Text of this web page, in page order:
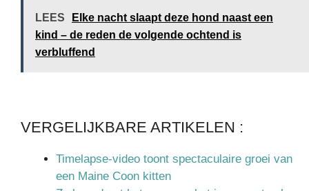
LEES
Elke nacht slaapt deze hond naast een
kind – de reden de volgende ochtend is
verbluffend
VERGELIJKBARE ARTIKELEN :
Timelapse-video toont spectaculaire groei van
een Maine Coon kitten